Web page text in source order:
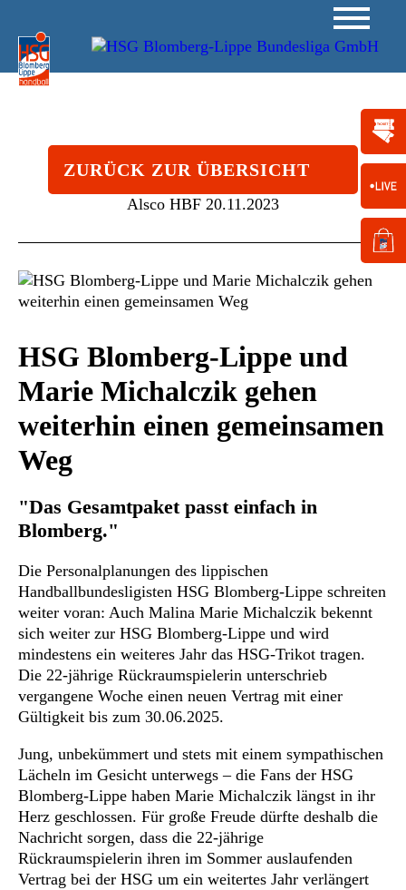
ZURÜCK ZUR ÜBERSICHT
Alsco HBF 20.11.2023
HSG Blomberg-Lippe und
Marie Michalczik gehen
weiterhin einen gemeinsamen
Weg
"Das Gesamtpaket passt einfach in
Blomberg."
Die Personalplanungen des lippischen
Handballbundesligisten HSG Blomberg-Lippe schreiten
weiter voran: Auch Malina Marie Michalczik bekennt
sich weiter zur HSG Blomberg-Lippe und wird
mindestens ein weiteres Jahr das HSG-Trikot tragen.
Die 22-jährige Rückraumspielerin unterschrieb
vergangene Woche einen neuen Vertrag mit einer
Gültigkeit bis zum 30.06.2025.
Jung, unbekümmert und stets mit einem sympathischen
Lächeln im Gesicht unterwegs – die Fans der HSG
Blomberg-Lippe haben Marie Michalczik längst in ihr
Herz geschlossen. Für große Freude dürfte deshalb die
Nachricht sorgen, dass die 22-jährige
Rückraumspielerin ihren im Sommer auslaufenden
Vertrag bei der HSG um ein weitertes Jahr verlängert